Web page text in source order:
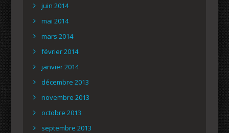
juin 2014
mai 2014
mars 2014
février 2014
janvier 2014
décembre 2013
novembre 2013
octobre 2013
septembre 2013